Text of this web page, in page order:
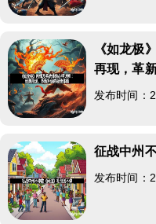
《如龙极
再现，革
发布时间：
征战中州
发布时间：